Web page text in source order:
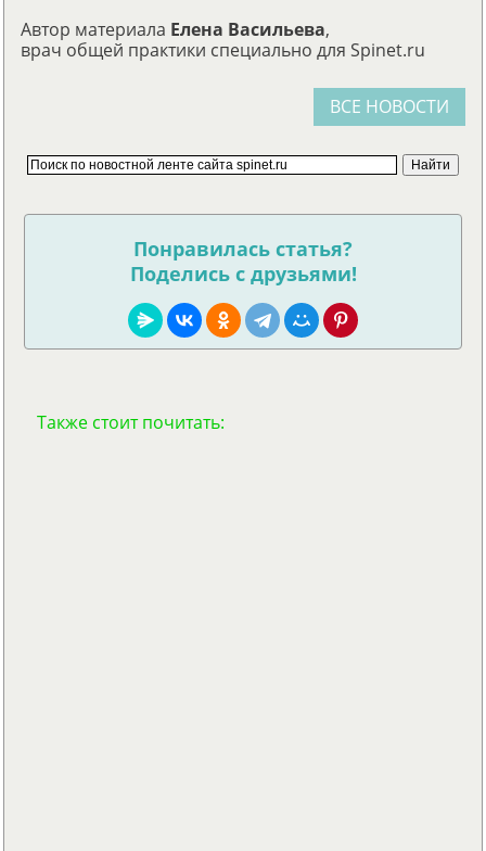
Автор материала Елена Васильева,
врач общей практики специально для Spinet.ru
ВСЕ НОВОСТИ
Понравилась статья?
Поделись с друзьями!
Также стоит почитать: